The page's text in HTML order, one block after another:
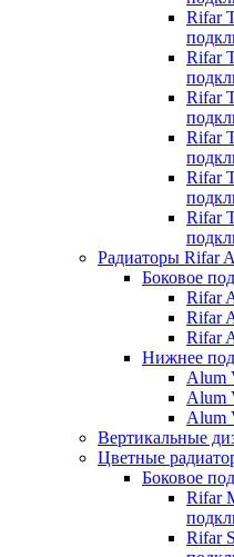
Rifar
Rifar
Rifar
Rifar
Rifar
Rifar
Радиаторы Rifar
Боковое
Rifar
Rifar
Rifar
Нижнее
Alum
Alum
Alum
Вертикальные
Цветные
Боковое
Rifar
Rifar